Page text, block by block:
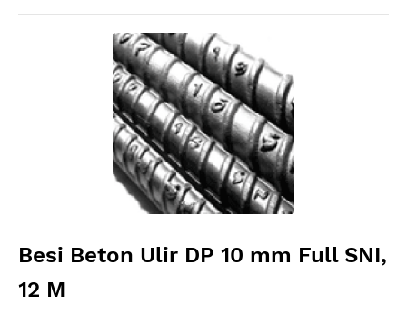
Besi Beton Ulir DP 10 mm Full SNI,
12 M